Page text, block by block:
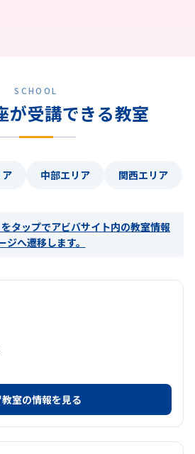
SCHOOL
が受講できる教室
中部エリア 関西エリア
タップでアビバサイト内の教室情報
ジへ遷移します。
教室の情報を見る